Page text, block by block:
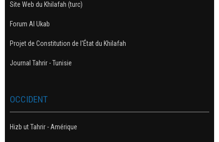
Site Web du Khilafah (turc)
Forum Al Ukab
Projet de Constitution de l'État du Khilafah
Journal Tahrir - Tunisie
OCCIDENT
Hizb ut Tahrir - Amérique